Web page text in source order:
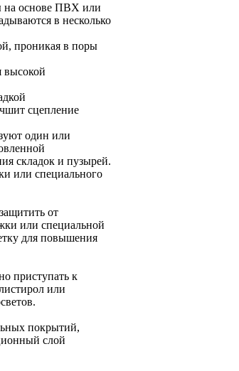
на основе ПВХ или
в несколько
проникая в поры
сцепление
один или
складок и пузырей.
или специального
от
или специальной
для повышения
приступать к
или
покрытий,
слой